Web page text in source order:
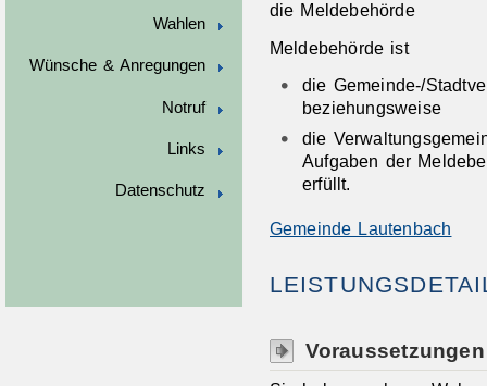
Wahlen
Wünsche & Anregungen
Notruf
Links
Datenschutz
die Meldebehörde
Meldebehörde ist
die Gemeinde-/
beziehungsweise
die
Aufgaben der
erfüllt.
Gemeinde Lautenbach
Voraussetzungen